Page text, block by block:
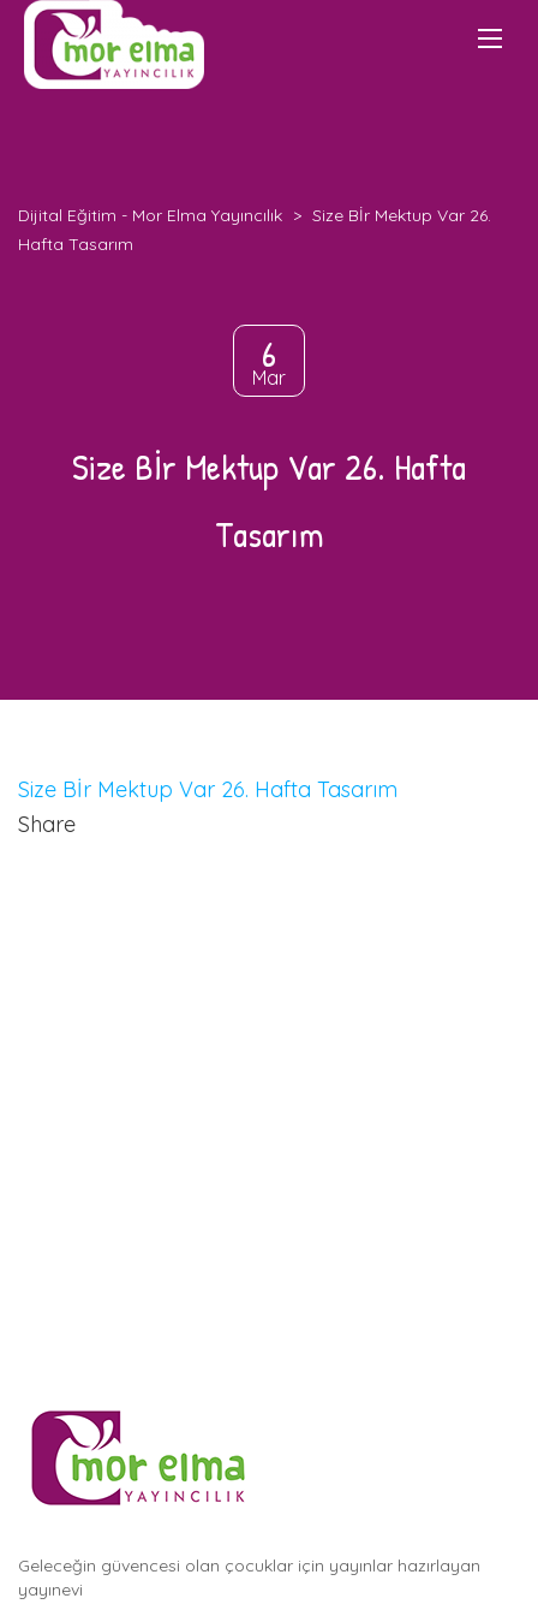
Dijital Eğitim - Mor Elma Yayıncılık > Size Bİr Mektup Var 26.
Hafta Tasarım
6
Mar
Size Bİr Mektup Var 26. Hafta
Tasarım
Size Bİr Mektup Var 26. Hafta Tasarım
Share
Geleceğin güvencesi olan çocuklar için yayınlar hazırlayan
yayınevi